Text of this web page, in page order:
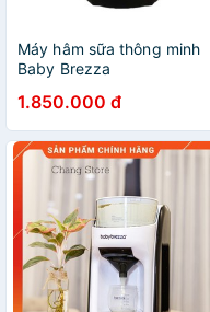
Máy hâm sữa thông minh
Baby Brezza
1.850.000 đ